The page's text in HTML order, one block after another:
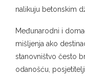
nalikuju betonskim
Međunarodni i
mišljenja ako
stanovništvo često
odanošću,